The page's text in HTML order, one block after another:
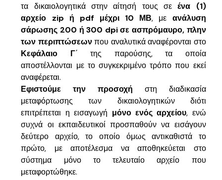
τα δικαιολογητικά στην αίτησή τους σεένα (1)
αρχείο zip ή pdf μέχρι 10 ΜΒ, με ανάλυση
σάρωσης 200 ή 300 dpi σε ασπρόμαυρο, πλην
των περιπτώσεωνπου αναλυτικά αναφέρονται στο
Κεφάλαιο Γ΄ της παρούσης, τα οποία
αποστέλλονται με το συγκεκριμένο τρόπο που εκεί
αναφέρεται.
Εφιστούμε την προσοχή στη διαδικασία
μεταφόρτωσης των δικαιολογητικών διότι
επιτρέπεται η εισαγωγή μόνο ενός αρχείου, ενώ
συχνά οι εκπαιδευτικοί προσπαθούν να εισάγουν
δεύτερο αρχείο, το οποίο όμως αντικαθιστά το
πρώτο, με αποτέλεσμα να αποθηκεύεται στο
σύστημα μόνο το τελευταίο αρχείο που
μεταφορτώθηκε.